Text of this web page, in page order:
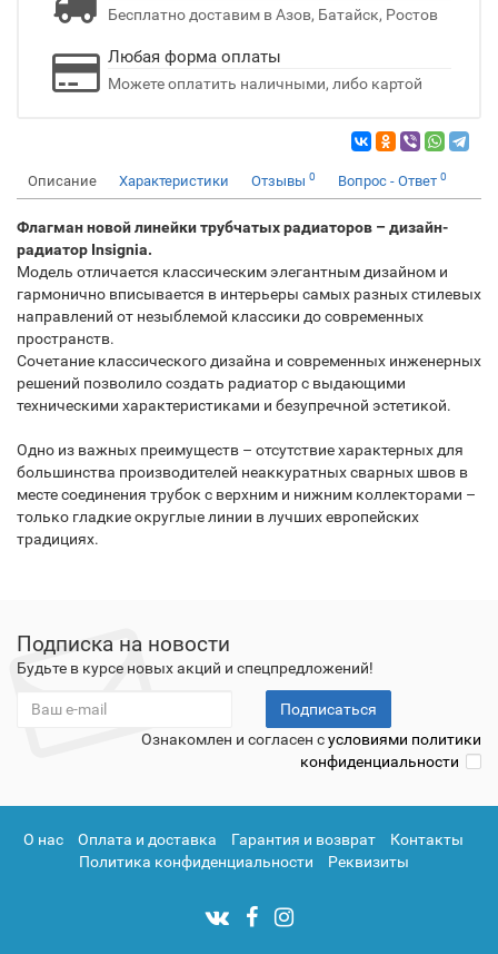
Бесплатно доставим в Азов, Батайск, Ростов
Любая форма оплаты
Можете оплатить наличными, либо картой
Описание Характеристики Отзывы 0 Вопрос - Ответ 0
Флагман новой линейки трубчатых радиаторов – дизайн-
радиатор Insignia.
Модель отличается классическим элегантным дизайном и
гармонично вписывается в интерьеры самых разных стилевых
направлений от незыблемой классики до современных
пространств.
Сочетание классического дизайна и современных инженерных
решений позволило создать радиатор с выдающими
техническими характеристиками и безупречной эстетикой.
Одно из важных преимуществ – отсутствие характерных для
большинства производителей неаккуратных сварных швов в
месте соединения трубок с верхним и нижним коллекторами –
только гладкие округлые линии в лучших европейских
традициях.
Подписка на новости
Будьте в курсе новых акций и спецпредложений!
Подписаться
Ознакомлен и согласен сусловиями политики
конфиденциальности
О нас Оплата и доставка Гарантия и возврат
Контакты
Политика конфиденциальности
Реквизиты